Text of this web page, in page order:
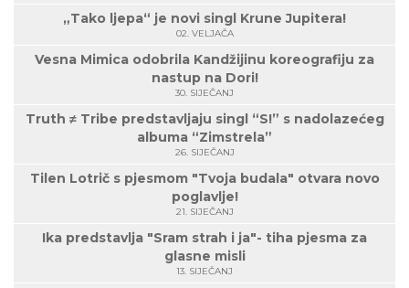
„Tako ljepa“ je novi singl Krune Jupitera!
02. VELJAČA
Vesna Mimica odobrila Kandžijinu koreografiju za
nastup na Dori!
30. SIJEČANJ
Truth ≠ Tribe predstavljaju singl “S!” s nadolazećeg
albuma “Zimstrela”
26. SIJEČANJ
Tilen Lotrič s pjesmom "Tvoja budala" otvara novo
poglavlje!
21. SIJEČANJ
Ika predstavlja "Sram strah i ja"- tiha pjesma za
glasne misli
13. SIJEČANJ